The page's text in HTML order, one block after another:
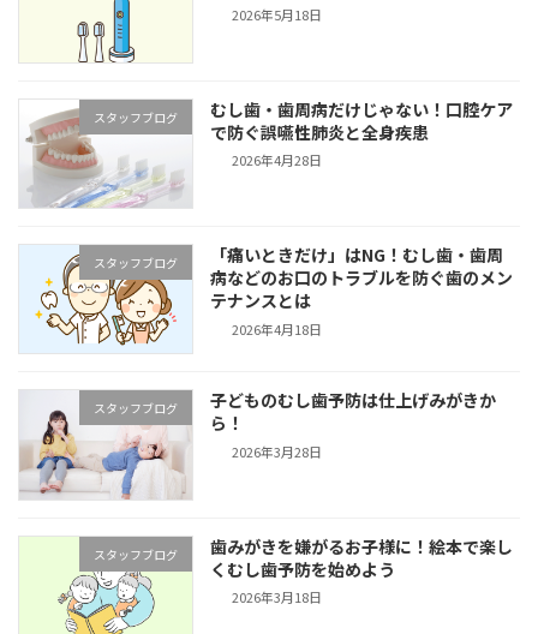
2026年5月18日
スタッフブログ
むし歯・歯周病だけじゃない！口腔ケア
で防ぐ誤嚥性肺炎と全身疾患
2026年4月28日
スタッフブログ
「痛いときだけ」はNG！むし歯・歯周
病などのお口のトラブルを防ぐ歯のメン
テナンスとは
2026年4月18日
スタッフブログ
子どものむし歯予防は仕上げみがきか
ら！
2026年3月28日
スタッフブログ
歯みがきを嫌がるお子様に！絵本で楽し
くむし歯予防を始めよう
2026年3月18日